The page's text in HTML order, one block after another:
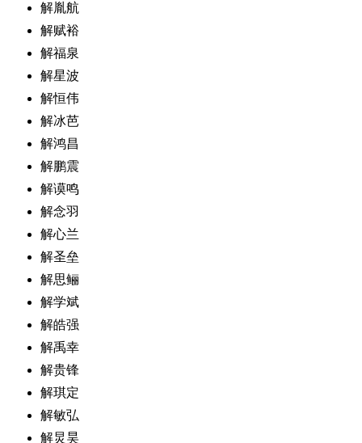
解胤航
解赋裕
解福泉
解星波
解恒伟
解冰芭
解鸿昌
解鹏震
解谟鸣
解念羽
解心兰
解圣垒
解思鲡
解学斌
解皓强
解禹幸
解贵锋
解琪定
解敏弘
解炅昊